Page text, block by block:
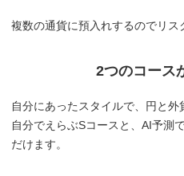
複数の通貨に預入れするのでリス
2つのコース
自分にあったスタイルで、円と外
自分でえらぶSコースと、AI予測
だけます。